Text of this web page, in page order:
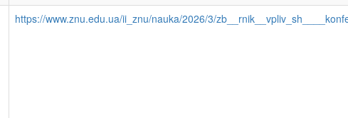
https://www.znu.edu.ua/ii_znu/nauka/2026/3/